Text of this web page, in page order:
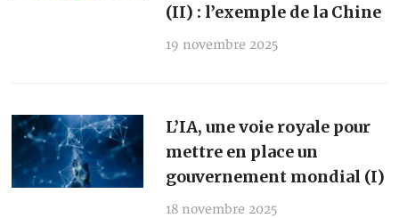
(II) : l’exemple de la Chine
19 novembre 2025
L’IA, une voie royale pour
mettre en place un
gouvernement mondial (I)
18 novembre 2025